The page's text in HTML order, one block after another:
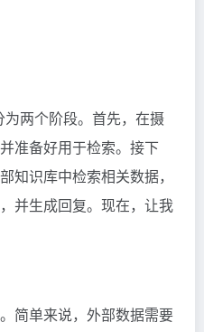
两个阶段。首先，在摄
准备好用于检索。接下
知识库中检索相关数据，
并生成回复。现在，让我
简单来说，外部数据需要